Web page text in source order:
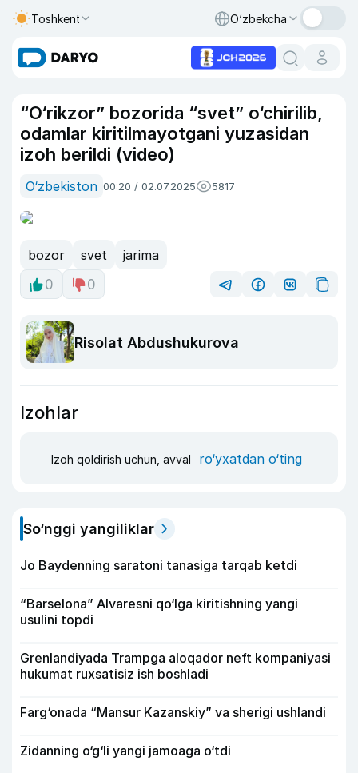
Toshkent O‘zbekcha
“O‘rikzor” bozorida “svet” o‘chirilib,
odamlar kiritilmayotgani yuzasidan
izoh berildi (video)
O‘zbekiston 00:20 / 02.07.2025 5817
bozor svet
jarima
0
0
Risolat Abdushukurova
Izohlar
Izoh qoldirish uchun, avval ro‘yxatdan o‘ting
So‘nggi yangiliklar
Jo Baydenning saratoni tanasiga tarqab ketdi
“Barselona” Alvaresni qo‘lga kiritishning yangi
usulini topdi
Grenlandiyada Trampga aloqador neft kompaniyasi
hukumat ruxsatisiz ish boshladi
Farg‘onada “Mansur Kazanskiy” va sherigi ushlandi
Zidanning o‘g‘li yangi jamoaga o‘tdi